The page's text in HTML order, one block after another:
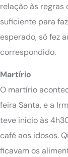
relação às regras
suficiente para
esperado, só fez
correspondido.
Martírio
O martírio
feira Santa, e a
teve início às
café aos idosos.
ficavam os